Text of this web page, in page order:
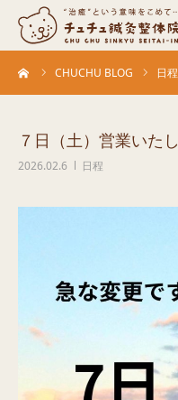
CHUCHU BLOG 日程
７日（土）営業いたし
2026.02.6 日程
当院について
症例
ブログ